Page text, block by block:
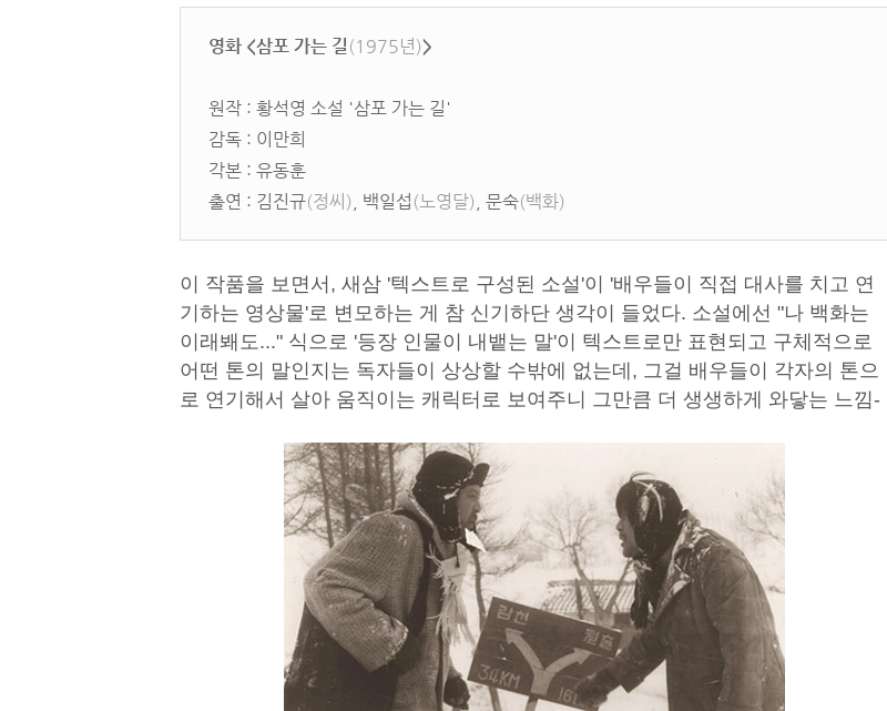
영화 <삼포 가는 길 (1975년)>
원작 : 황석영 소설 '삼포 가는 길'
감독 : 이만희
각본 : 유동훈
출연 : 김진규(정씨) , 백일섭 (노영달) , 문숙(백화)
이 작품을 보면서, 새삼 '텍스트로 구성된 소설'이 '배우들이 직접 대사를 치고 연
기하는 영상물'로 변모하는 게 참 신기하단 생각이 들었다. 소설에선 "나 백화는
이래봬도..." 식으로 '등장 인물이 내뱉는 말'이 텍스트로만 표현되고 구체적으로
어떤 톤의 말인지는 독자들이 상상할 수밖에 없는데, 그걸 배우들이 각자의 톤으
로 연기해서 살아 움직이는 캐릭터로 보여주니 그만큼 더 생생하게 와닿는 느낌-